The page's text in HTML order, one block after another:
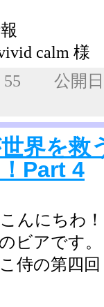
calm 様
55 公開
界を救
Part 4
んにちわ！
ビアです。
侍の第四